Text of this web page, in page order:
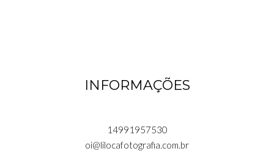
INFORMAÇÕES
14991957530
oi@lilocafotografia.com.br